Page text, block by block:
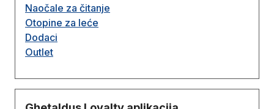
Naočale za čitanje
Otopine za leće
Dodaci
Outlet